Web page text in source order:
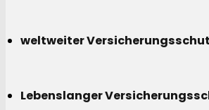
weltweiter
Lebenslanger